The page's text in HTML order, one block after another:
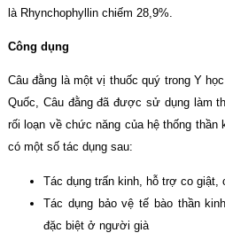
là Rhynchophyllin chiếm 28,9%.
Công dụng
Câu đằng là một vị thuốc quý trong Y
Quốc, Câu đằng đã được sử dụng làm
rối loạn về chức năng của hệ thống thần
có một số tác dụng sau:
Tác dụng trấn kinh, hỗ trợ co giật,
Tác dụng bảo vệ tế bào thần
đặc biệt ở người già